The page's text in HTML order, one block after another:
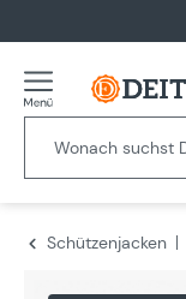
Schützenjacken